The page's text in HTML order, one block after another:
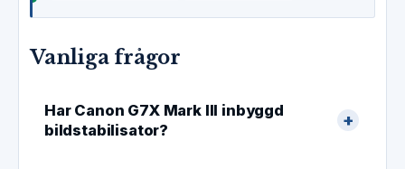
Vanliga frågor
Har Canon G7X Mark III inbyggd
bildstabilisator?